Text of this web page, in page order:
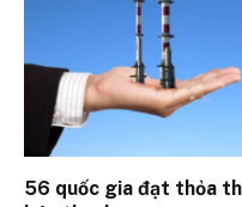
56 quốc gia đạt thỏa